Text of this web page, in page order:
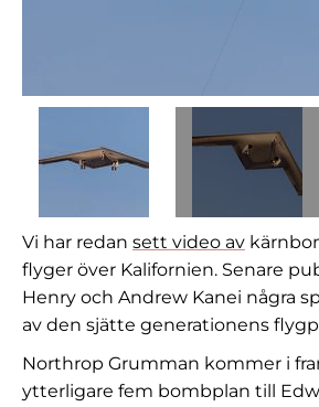
Vi har redan sett video av
flyger över Kalifornien. Senare
Henry och Andrew Kanei några
av den sjätte generationens
Northrop Grumman kommer i
ytterligare fem bombplan till